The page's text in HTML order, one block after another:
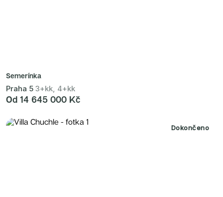
Semerínka
Praha 5 3+kk, 4+kk
Od 14 645 000 Kč
Dokončeno